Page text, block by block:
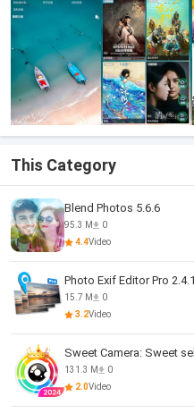
This Category
Blend Photos 5.6.6
95.3 M
0
4.4Video
Photo Exif Editor Pro
15.7 M
0
3.2Video
Sweet Camera: Sweet
131.3 M
0
2.0Video